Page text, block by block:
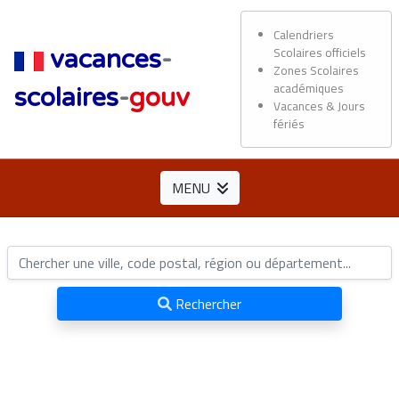
vacances-
scolaires-gouv
Calendriers
Scolaires officiels
Zones Scolaires
académiques
Vacances & Jours
fériés
MENU
Rechercher